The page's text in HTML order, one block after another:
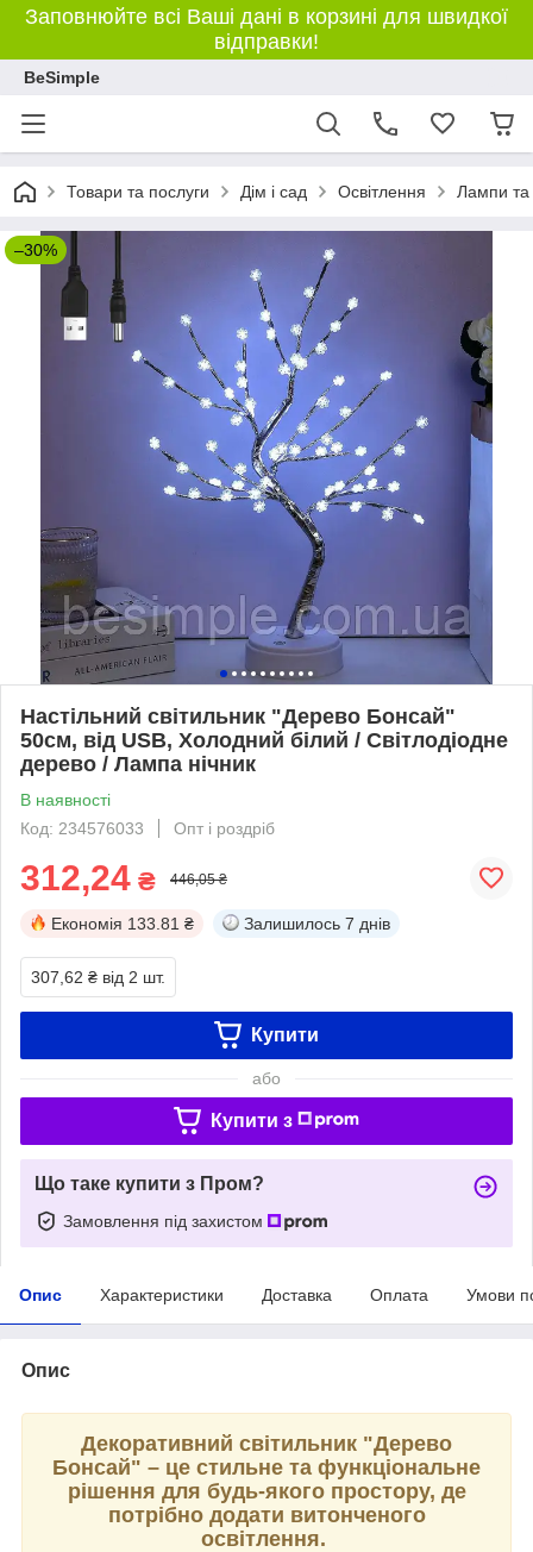
Заповнюйте всі Ваші дані в корзині для швидкої
відправки!
BeSimple
Товари та послуги Дім і сад Освітлення Лампи та
–30%
Настільний світильник "Дерево Бонсай"
50см, від USB, Холодний білий / Світлодіодне
дерево / Лампа нічник
В наявності
Код: 234576033
Опт і роздріб
312,24 ₴ 446,05 ₴
Економія 133.81 ₴ Залишилось 7 днів
307,62 ₴ від 2 шт.
Купити
або
Купити з
Що таке купити з Пром?
Замовлення під захистом
Опис Характеристики Доставка Оплата Умови
Опис
Декоративний світильник "Дерево
Бонсай" – це стильне та функціональне
рішення для будь-якого простору, де
потрібно додати витонченого
освітлення.